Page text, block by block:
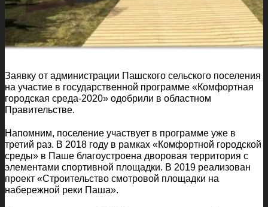
Заявку от администрации Пашского сельского поселения
на участие в государственной программе «Комфортная
городская среда-2020» одобрили в областном
Правительстве.
Напомним, поселение участвует в программе уже в
третий раз. В 2018 году в рамках «Комфортной городской
среды» в Паше благоустроена дворовая территория с
элементами спортивной площадки. В 2019 реализован
проект «Строительство смотровой площадки на
набережной реки Паша».